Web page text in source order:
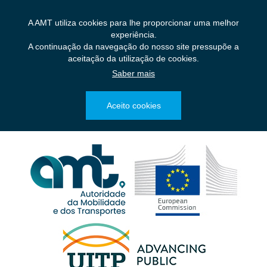
A AMT utiliza cookies para lhe proporcionar uma melhor
experiência.
A continuação da navegação do nosso site pressupõe a
aceitação da utilização de cookies.
Saber mais
Aceito cookies